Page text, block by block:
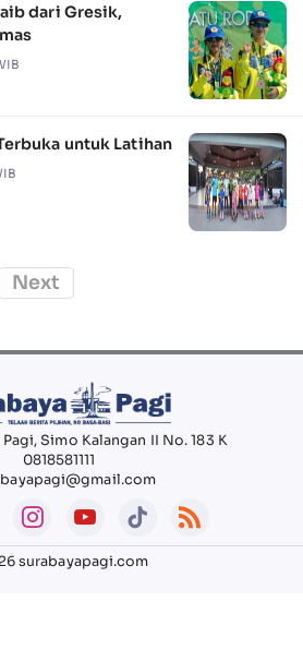
dari Gresik,
untuk Latihan
Next
Simo Kalangan II No. 183 K
0818581111
surabayapagi.com